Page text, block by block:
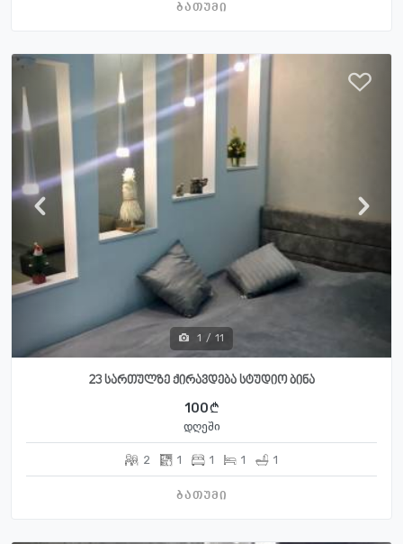
ბათუმი
1 / 11
23 სართულზე ქირავდება სტუდიო ბინა
100
დღეში
2 1 1 1 1
ბათუმი